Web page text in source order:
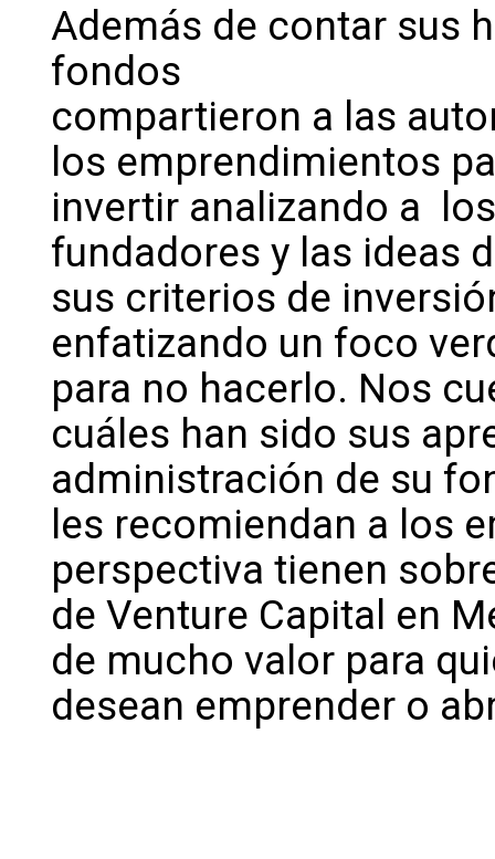
Además de contar sus
fondos
compartieron a las
los emprendimientos
invertir analizando a
fundadores y las ideas
sus criterios de
enfatizando un foco
para no hacerlo. Nos
cuáles han sido sus
administración de su
les recomiendan a los
perspectiva tienen
de Venture Capital en
de mucho valor para
desean emprender o